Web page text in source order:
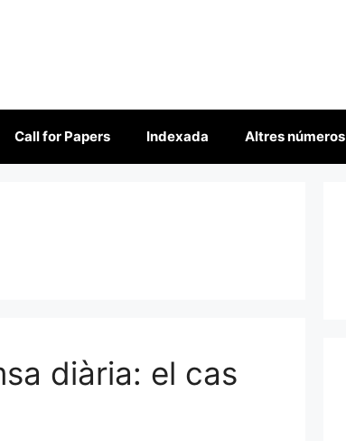
Call for Papers Indexada Altres números
diària: el cas